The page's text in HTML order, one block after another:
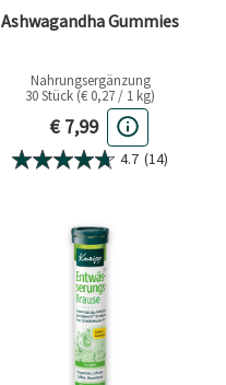
Ashwagandha Gummies
Nahrungsergänzung
30 Stück (€ 0,27 / 1 kg)
Aktueller Preis
€ 7,99
4.7 (14)